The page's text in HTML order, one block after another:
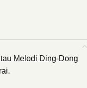
Melodi Ding-Dong